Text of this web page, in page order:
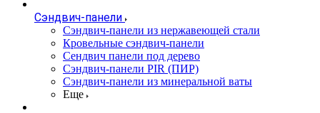
Сэндвич-панели
Cэндвич-панели из нержавеющей стали
Кровельные сэндвич-панели
Сендвич панели под дерево
Сэндвич-панели PIR (ПИР)
Сэндвич-панели из минеральной ваты
Еще